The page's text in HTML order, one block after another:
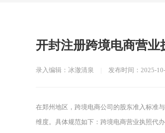
开封注册跨境电商营业
录入编辑：冰澈清泉 发布时间：2025-
在郑州地区，跨境电商公司的股东准入标准
维度。具体规范如下：跨境电商营业执照代